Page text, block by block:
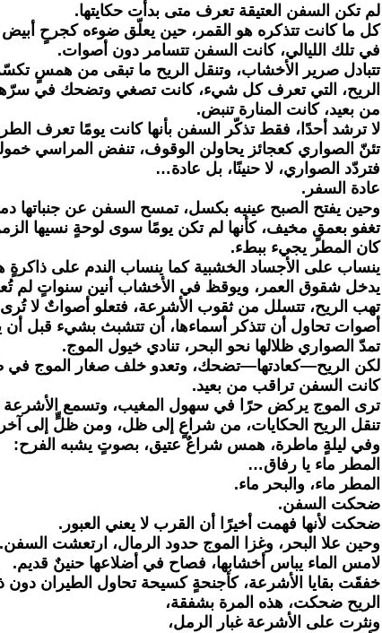
لم تكن السفن العتيقة تعرف متى بدأت حكايتها.
كل ما كانت تتذكره هو القمر، حين يعلّق ضوءه كجرحٍ
في تلك الليالي، كانت السفن تتسامر دون أصوات.
تتبادل صرير الأخشاب، وتنقل الريح ما تبقى من همسٍ
الريح، التي تعرف كل شيء، كانت تصغي وتضحك في
من بعيد، كانت المنارة تنبض.
لا ترشد أحدًا، فقط تذكّر السفن بأنها كانت يومًا تعرف
تئنّ الصواري كعجائز يحاولن الوقوف، تنفض المراسي
فتردّد الصواري، لا حنينًا، بل عادة…
عادة السفر.
وحين يفتح الصبح عينيه بكسل، تمسح السفن عن جنباتها
تغفو بعمقٍ مخيف، كأنها لم تكن يومًا سوى لوحةٍ نسيها
كان المطر يجيء ببطء.
ينساب على الأجساد الخشبية كما ينساب الندم على ذاكرةٍ
يدخل شقوق العمر، ويوقظ في الأخشاب أنين سنواتٍ لم
تهب الريح، تتسلل من ثقوب الأشرعة، فتعلو أصواتٌ لا
أصوات تحاول أن تتذكر أسماءها، أن تتشبث بشيء قبل أن
تمدّ الصواري ظلالها نحو البحر، تنادي خيول الموج.
لكن الريح—كعادتها—تضحك، وتعدو خلف صغار الموج في
كانت السفن تراقب من بعيد.
ترى الموج يركض حرًا في سهول المغيب، وتسمع
تنقل الريح الحكايات، من شراعٍ إلى ظل، ومن ظلٍّ إلى
وفي ليلةٍ ماطرة، همس شراعٌ عتيق، بصوتٍ يشبه الفرح:
المطر ماء يا رفاق…
المطر ماء، والبحر ماء.
ضحكت السفن.
ضحكت لأنها فهمت أخيرًا أن القرب لا يعني العبور.
وحين علا البحر، وغزا الموج حدود الرمال، ارتعشت السفن.
لامس الماء يباس أخشابها، فصاح في أضلاعها حنينٌ قديم.
خفقَت بقايا الأشرعة، كأجنحةٍ كسيحة تحاول الطيران دون
الريح ضحكت، هذه المرة بشفقة،
ونثرت على الأشرعة غبار الرمل،